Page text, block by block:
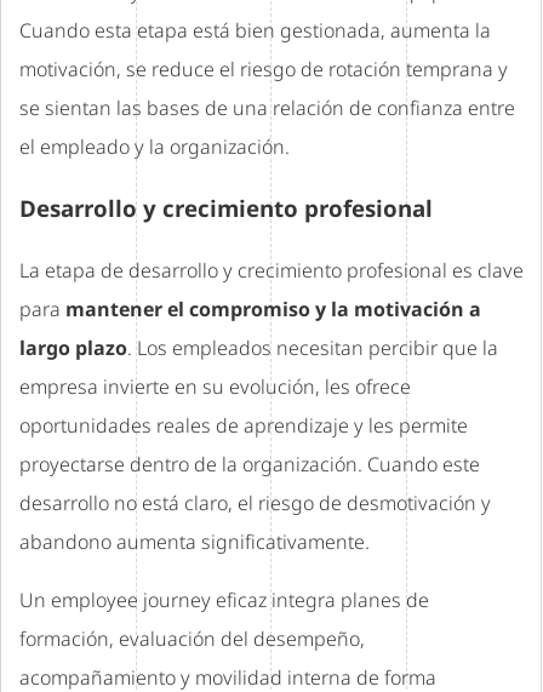
Cuando esta etapa está bien gestionada, aumenta la
motivación, se reduce el riesgo de rotación temprana y
se sientan las bases de una relación de confianza entre
el empleado y la organización.
Desarrollo y crecimiento profesional
La etapa de desarrollo y crecimiento profesional es clave
para mantener el compromiso y la motivación a
largo plazo. Los empleados necesitan percibir que la
empresa invierte en su evolución, les ofrece
oportunidades reales de aprendizaje y les permite
proyectarse dentro de la organización. Cuando este
desarrollo no está claro, el riesgo de desmotivación y
abandono aumenta significativamente.
Un employee journey eficaz integra planes de
formación, evaluación del desempeño,
acompañamiento y movilidad interna de forma